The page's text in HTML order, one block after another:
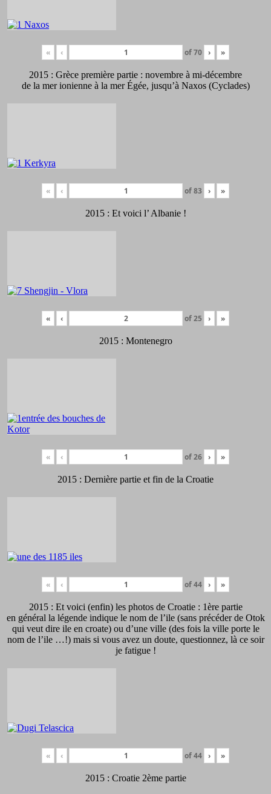
« ‹ of70 › »
2015 : Grèce première partie : novembre à mi-décembre
de la mer ionienne à la mer Égée, jusqu’à Naxos (Cyclades)
« ‹ of83 › »
2015 : Et voici l’ Albanie !
« ‹ of25 › »
2015 : Montenegro
« ‹ of26 › »
2015 : Dernière partie et fin de la Croatie
« ‹ of44 › »
2015 : Et voici (enfin) les photos de Croatie : 1ère partie
en général la légende indique le nom de l’ile (sans précéder de Otok
qui veut dire ile en croate) ou d’une ville (des fois la ville porte le
nom de l’ile …!) mais si vous avez un doute, questionnez, là ce soir
je fatigue !
« ‹ of44 › »
2015 : Croatie 2ème partie